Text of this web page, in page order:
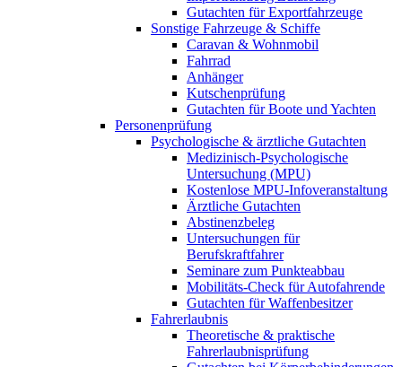
Gutachten für Exportfahrzeuge
Sonstige Fahrzeuge & Schiffe
Caravan & Wohnmobil
Fahrrad
Anhänger
Kutschenprüfung
Gutachten für Boote und Yachten
Personenprüfung
Psychologische & ärztliche Gutachten
Medizinisch-Psychologische
Untersuchung (MPU)
Kostenlose MPU-Infoveranstaltung
Ärztliche Gutachten
Abstinenzbeleg
Untersuchungen für
Berufskraftfahrer
Seminare zum Punkteabbau
Mobilitäts-Check für Autofahrende
Gutachten für Waffenbesitzer
Fahrerlaubnis
Theoretische & praktische
Fahrerlaubnisprüfung